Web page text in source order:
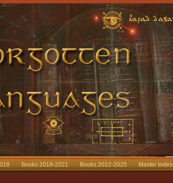
Books 2019-2021 Books 2022-2025 Master Index